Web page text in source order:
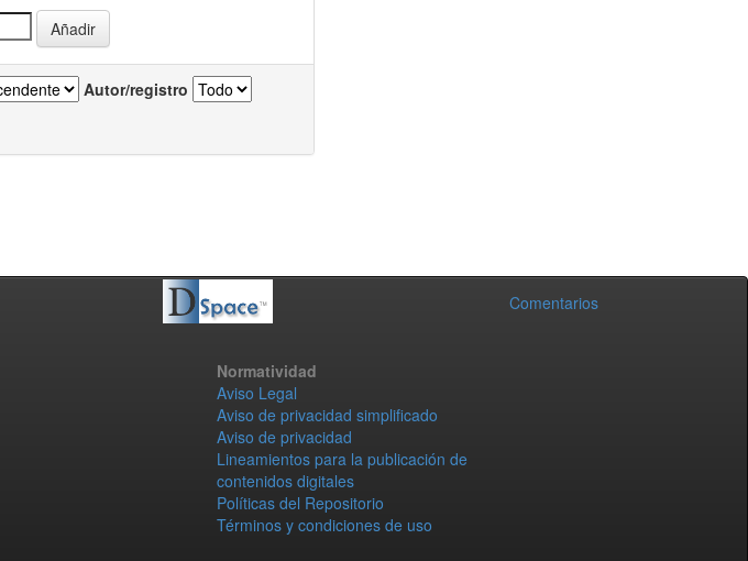
Autor/registro
Comentarios
Normatividad
Aviso Legal
Aviso de privacidad simplificado
Aviso de privacidad
Lineamientos para la publicación de
contenidos digitales
Políticas del Repositorio
Términos y condiciones de uso